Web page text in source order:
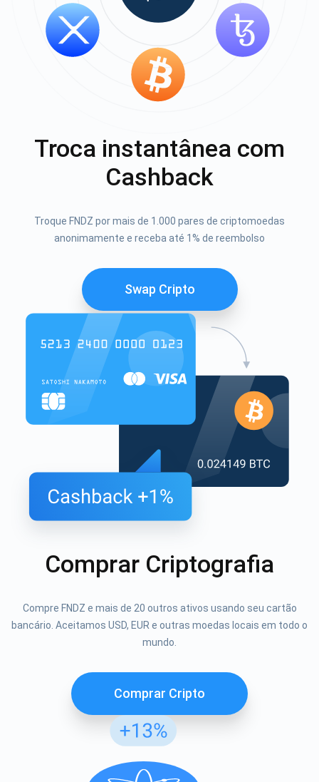
Troca instantânea com
Cashback
Troque FNDZ por mais de 1.000 pares de criptomoedas
anonimamente e receba até 1% de reembolso
Swap Cripto
Comprar Criptografia
Compre FNDZ e mais de 20 outros ativos usando seu cartão
bancário. Aceitamos USD, EUR e outras moedas locais em todo o
mundo.
Comprar Cripto